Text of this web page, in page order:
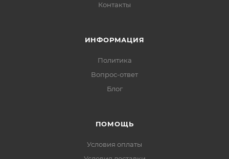
Контакты
ИНФОРМАЦИЯ
Политика
Вопрос-ответ
Блог
ПОМОЩЬ
Условия оплаты